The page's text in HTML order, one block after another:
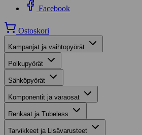
Facebook
Ostoskori
Kampanjat ja vaihtopyörät
Polkupyörät
Sähköpyörät
Komponentit ja varaosat
Renkaat ja Tubeless
Tarvikkeet ja Lisävarusteet